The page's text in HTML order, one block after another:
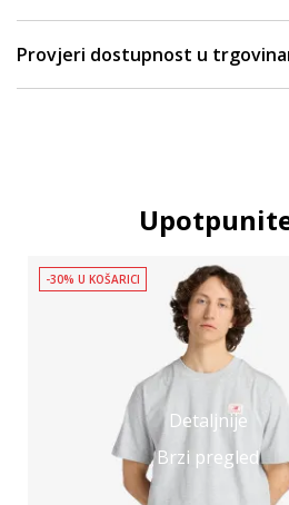
Provjeri dostupnost u
Detaljnije
Brzi pregled
-30% U KOŠARICI